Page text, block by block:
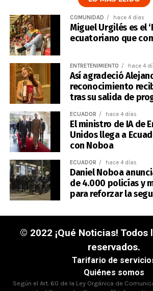
COMUNIDAD hace 4 días
Miguel Urgilés es el
ecuatoriano que
ENTRETENIMIENTO hace 4
Así agradeció
reconocimiento
tras su salida de
ECUADOR hace 4 días
El ministro de IA de
Unidos llega a
con Noboa
ECUADOR hace 4 días
Daniel Noboa
de 4.000 policías y
para reforzar la
© 2022 ¡Qué Noticias! Todos
reservados.
Tarifario de
Quiénes somos
Según el Art. 60 de la Ley Orgánica de